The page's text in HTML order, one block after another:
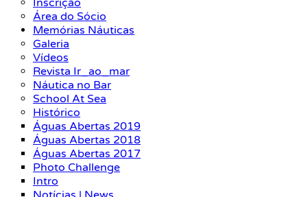
Inscrição
Área do Sócio
Memórias Náuticas
Galeria
Vídeos
Revista Ir_ao_mar
Náutica no Bar
School At Sea
Histórico
Águas Abertas 2019
Águas Abertas 2018
Águas Abertas 2017
Photo Challenge
Intro